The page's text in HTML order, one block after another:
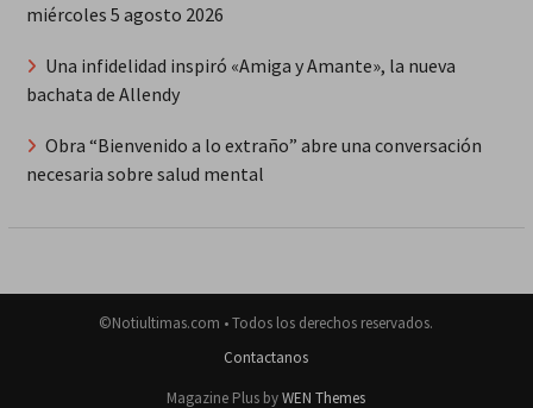
miércoles 5 agosto 2026
Una infidelidad inspiró «Amiga y Amante», la nueva
bachata de Allendy
Obra “Bienvenido a lo extraño” abre una conversación
necesaria sobre salud mental
©Notiultimas.com • Todos los derechos reservados.
Contactanos
Magazine Plus byWEN Themes